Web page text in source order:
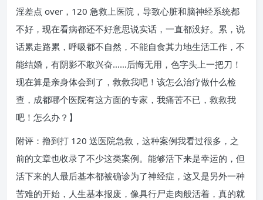
淫差点 over，120 急救上医院，导致心脏和脑神经系统都
不好，现在看病都还不好意思说实话，一直都没好。累，说
话累走路累，呼吸都不自然，不能自食其力地生活工作，不
能结婚，有阴影不敢兴奋……后悔无用，色字头上一把刀！
现在算是亲身体会到了，救救我吧！该怎么治疗做什么检
查，成都哪个医院有这方面的专家，我痛苦不已，救救我
吧！怎么办？】
附评：撸到打 120 送医院急救，这种案例我看过很多，之
前的文章也收录了不少这类案例。能够活下来是幸运的，但
活下来的人最后基本都被确诊为了神经症，这又是另外一种
苦难的开始，人生基本报废，像具行尸走肉般活着，真的就